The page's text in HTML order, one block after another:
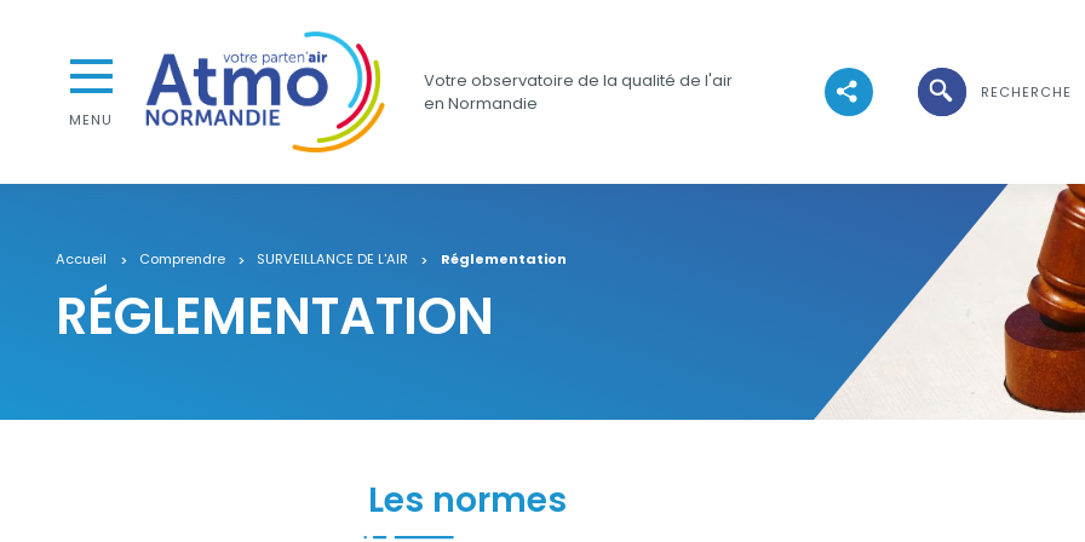
Aller au premier menu de navigation
Aller à la recherche
MENU
Votre observatoire de la qualité de l'air
en Normandie
Voir les réseaux sociaux
Ouvrir laRECHERCHE
Accueil Comprendre SURVEILLANCE DE L'AIR Réglementation
RÉGLEMENTATION
Les normes